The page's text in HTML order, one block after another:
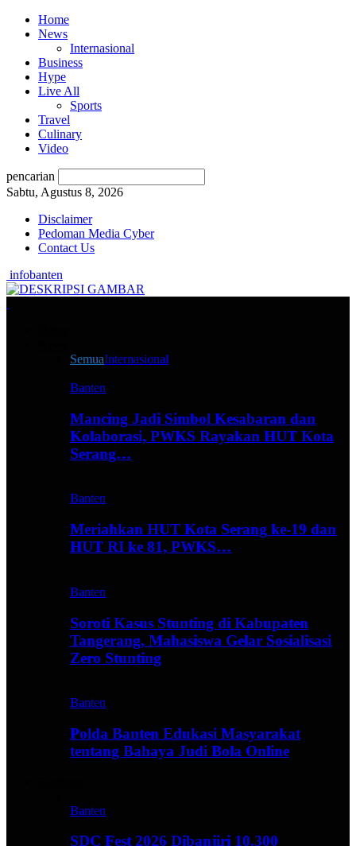
Home
News
Internasional
Business
Hype
Live All
Sports
Travel
Culinary
Video
pencarian
Sabtu, Agustus 8, 2026
Disclaimer
Pedoman Media Cyber
Contact Us
infobanten
SemuaInternasional
Banten
Mancing Jadi Simbol Kesabaran dan
Kolaborasi, PWKS Rayakan HUT Kota
Serang…
Banten
Meriahkan HUT Kota Serang ke-19 dan
HUT RI ke 81, PWKS…
Banten
Soroti Kasus Stunting di Kabupaten
Tangerang, Mahasiswa Gelar Sosialisasi
Zero Stunting
Banten
Polda Banten Edukasi Masyarakat
tentang Bahaya Judi Bola Online
Banten
SDC Fest 2026 Dibanjiri 10.300